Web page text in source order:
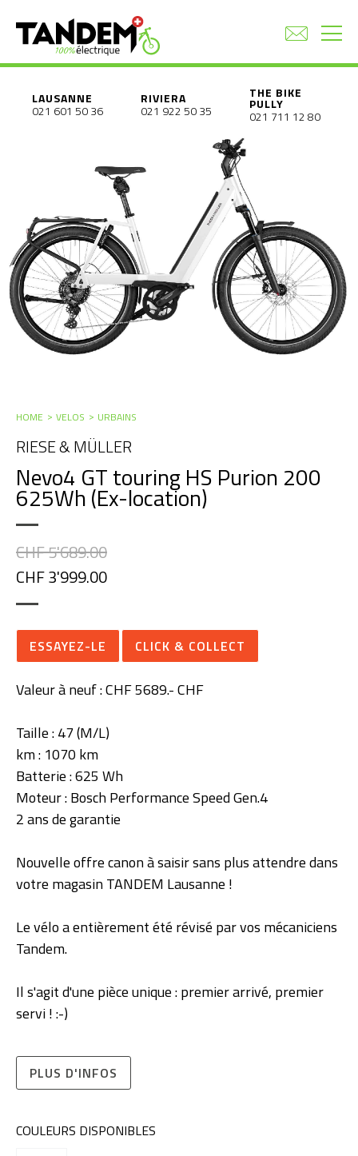
LAUSANNE
021 601 50 36
RIVIERA
021 922 50 35
THE BIKE
PULLY
021 711 12 80
HOME VELOS URBAINS
RIESE & MÜLLER
Nevo4 GT touring HS Purion 200
625Wh (Ex-location)
CHF 5'689.00
CHF 3'999.00
ESSAYEZ-LE CLICK & COLLECT
Valeur à neuf : CHF 5689.- CHF
Taille : 47 (M/L)
km : 1070 km
Batterie : 625 Wh
Moteur : Bosch Performance Speed Gen.4
2 ans de garantie
Nouvelle offre canon à saisir sans plus attendre dans
votre magasin TANDEM Lausanne !
Le vélo a entièrement été révisé par vos mécaniciens
Tandem.
Il s'agit d'une pièce unique : premier arrivé, premier
servi ! :-)
PLUS D'INFOS
COULEURS DISPONIBLES